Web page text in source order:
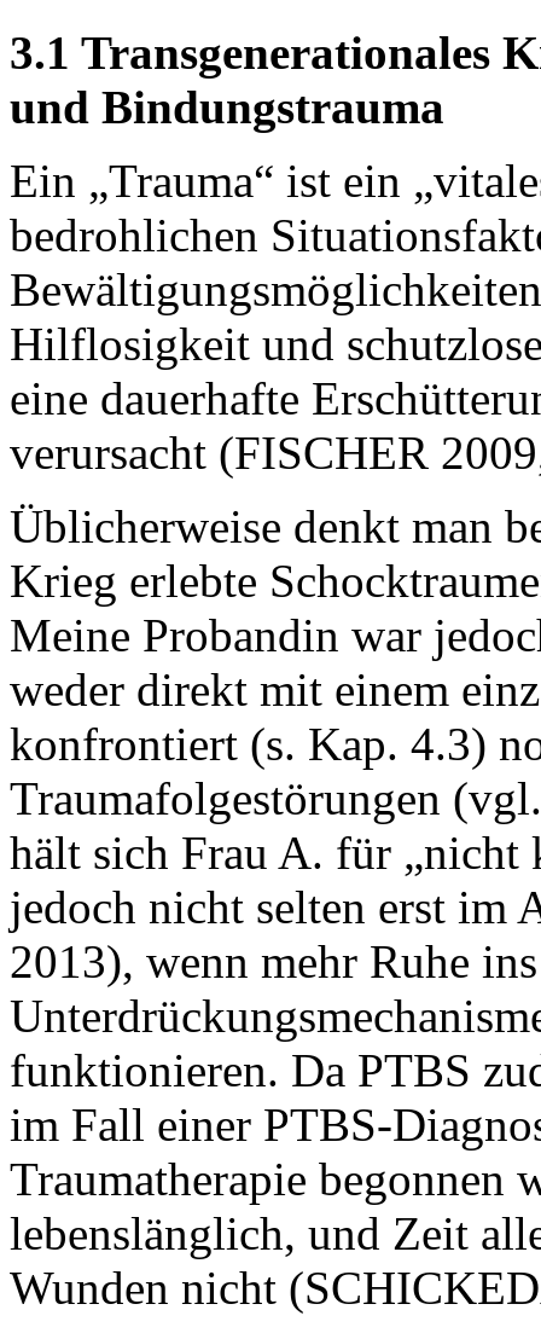
3.1 Transgenerationales
und Bindungstrauma
Ein „Trauma“ ist ein
bedrohlichen
Hilflosigkeit und
eine dauerhafte
verursacht (FISCHER
Üblicherweise denkt man
Krieg erlebte
Meine Probandin war
weder direkt mit einem
konfrontiert (s. Kap. 4.3)
Traumafolgestörungen
hält sich Frau A. für „nicht
jedoch nicht selten erst im
2013), wenn mehr Ruhe
funktionieren. Da PTBS
im Fall einer PTBS-
Traumatherapie begonnen
lebenslänglich, und Zeit
Wunden nicht